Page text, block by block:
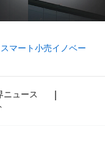
マート小売イノベー
ニュース